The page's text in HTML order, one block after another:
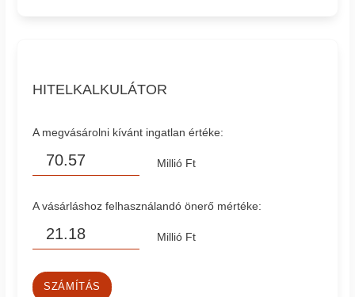
HITELKALKULÁTOR
A megvásárolni kívánt ingatlan értéke:
Millió Ft
A vásárláshoz felhasználandó önerő mértéke:
Millió Ft
SZÁMÍTÁS